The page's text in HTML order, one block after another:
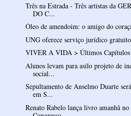
Três na Estrada - Três artistas da
DO C...
Óleo de amendoim: o amigo do
UNG oferece serviço jurídico gratuito
VIVER A VIDA > Últimos Capítulos
Alunos levam para asilo projeto de
social...
Sepultamento de Anselmo Duarte
em S...
Renato Rabelo lança livro amanhã no